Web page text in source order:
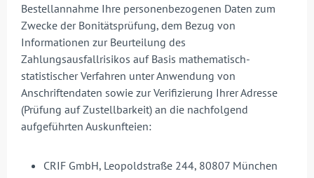
Bestellannahme Ihre personenbezogenen Daten zum
Zwecke der Bonitätsprüfung, dem Bezug von
Informationen zur Beurteilung des
Zahlungsausfallrisikos auf Basis mathematisch-
statistischer Verfahren unter Anwendung von
Anschriftendaten sowie zur Verifizierung Ihrer Adresse
(Prüfung auf Zustellbarkeit) an die nachfolgend
aufgeführten Auskunfteien:
CRIF GmbH, Leopoldstraße 244, 80807 München